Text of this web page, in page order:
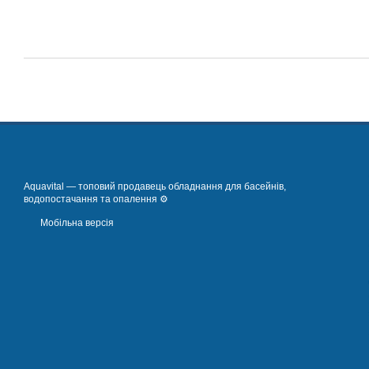
Aquavital — топовий продавець обладнання для басейнів,
водопостачання та опалення ⚙️
Мобільна версія